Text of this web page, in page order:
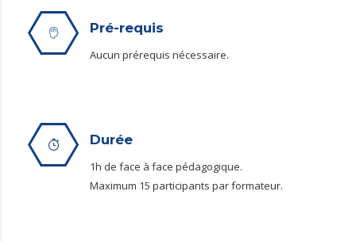
Pré-requis
Aucun prérequis nécessaire.
Durée
1h de face à face pédagogique.
Maximum 15 participants par formateur.